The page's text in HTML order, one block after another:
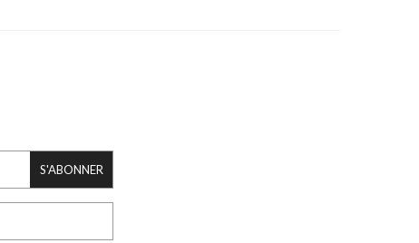
S'ABONNER